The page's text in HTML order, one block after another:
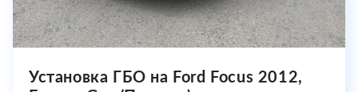
Установка ГБО на Ford Focus 2012,